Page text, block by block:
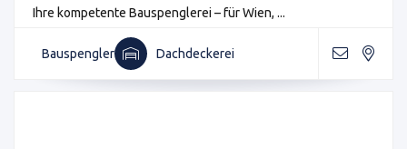
Ihre kompetente Bauspenglerei – für Wien, ...
Bauspengler Dachdeckerei